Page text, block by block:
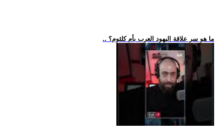
.. ما هو سر علاقة اليهود العرب بأم كلثوم؟